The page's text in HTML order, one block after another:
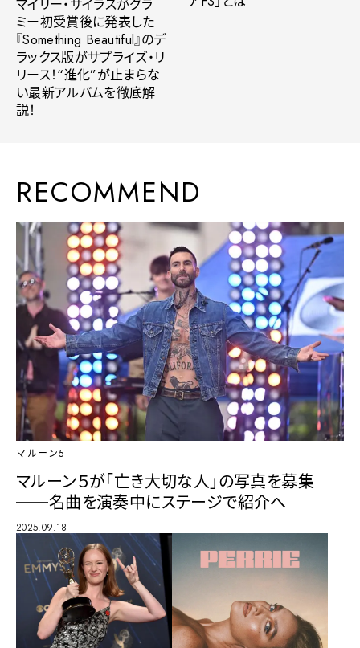
マイリー・サイラスがグラ
ミー初受賞後に発表した
『Something Beautiful』のデ
ラックス版がサプライズ・リ
リース！“進化”が止まらな
い最新アルバムを徹底解
説！
RECOMMEND
マルーン5
マルーン５が「亡き大切な人」の写真を募集
──名曲を演奏中にステージで紹介へ
2025.09.18